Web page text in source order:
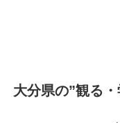
大分県の”観る・